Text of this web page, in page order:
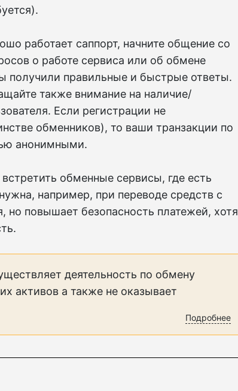
работает саппорт, начните общение со
о работе сервиса или об обмене
получили правильные и быстрые ответы.
также внимание на наличие/
Если регистрации не
обменников), то ваши транзакции по
анонимными.
обменные сервисы, где есть
например, при переводе средств с
но повышает безопасность платежей, хотя
деятельность по обмену
активов а также не оказывает
Подробнее